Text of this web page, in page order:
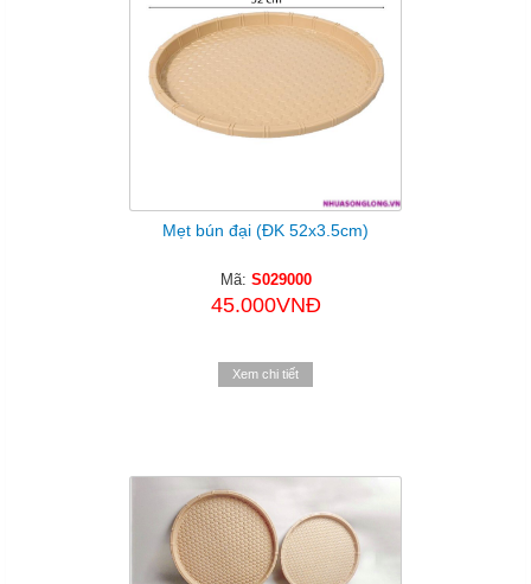
Mẹt bún đại (ĐK 52x3.5cm)
Mã: S029000
45.000VNĐ
Xem chi tiết